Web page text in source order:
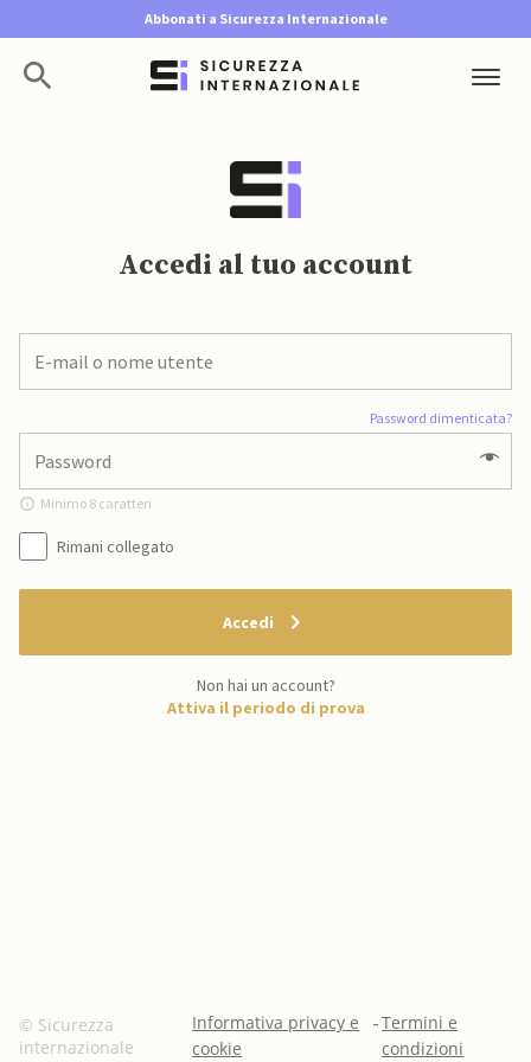
Abbonati a Sicurezza Internazionale
Accedi al tuo account
Password dimenticata?
Minimo 8 caratteri
Rimani collegato
Accedi
Non hai un account?
Attiva il periodo di prova
© Sicurezza
internazionale
Informativa privacy e
cookie
-Termini e
condizioni